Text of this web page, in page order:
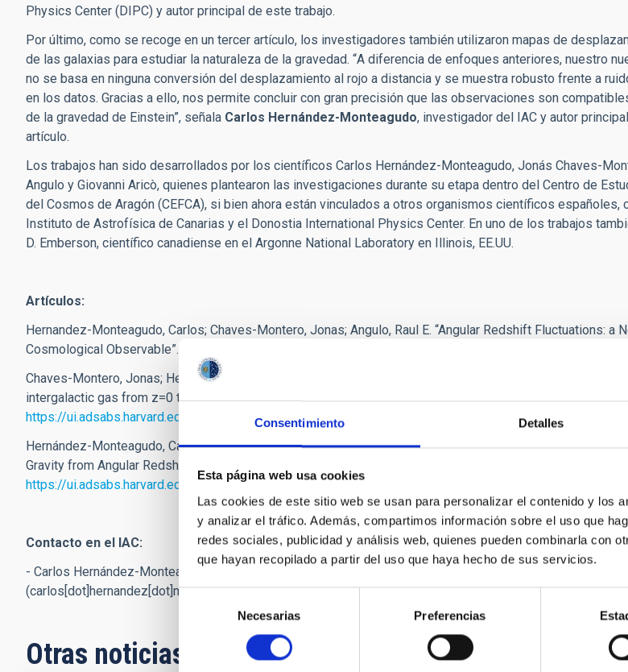
Consentimiento Detalles
Esta página web usa cookies
Las cookies de este sitio web se usan para personalizar el contenido y los
y analizar el tráfico. Además, compartimos información sobre el uso que
redes sociales, publicidad y análisis web, quienes pueden combinarla con
que hayan recopilado a partir del uso que haya hecho de sus servicios.
Selección
consentimiento
Necesarias Preferencias
Physics Center (DIPC) y autor principal de este trabajo.
Por último, como se recoge en un tercer artículo, los investigadores también utilizaron mapas de
de las galaxias para estudiar la naturaleza de la gravedad. “A diferencia de enfoques anteriores, nuestro
no se basa en ninguna conversión del desplazamiento al rojo a distancia y se muestra robusto frente a
en los datos. Gracias a ello, nos permite concluir con gran precisión que las observaciones son
de la gravedad de Einstein”, señala Carlos Hernández-Monteagudo, investigador del IAC y autor
artículo.
Los trabajos han sido desarrollados por los científicos Carlos Hernández-Monteagudo, Jonás Chaves-
Angulo y Giovanni Aricò, quienes plantearon las investigaciones durante su etapa dentro del Centro de
del Cosmos de Aragón (CEFCA), si bien ahora están vinculados a otros organismos científicos españoles,
Instituto de Astrofísica de Canarias y el Donostia International Physics Center. En uno de los trabajos
D. Emberson, científico canadiense en el Argonne National Laboratory en Illinois, EE.UU.
Artículos:
Hernandez-Monteagudo, Carlos; Chaves-Montero, Jonas; Angulo, Raul E. “Angular Redshift Fluctuations: a
Cosmological Observable”.
Chaves-Montero, Jonas; Hernandez-Monteagudo, Carlos; Angulo, Raul E.; Emberson, J. D. “Measuring the
intergalactic gas from z=0 to 5 using the kinematic Sunyaev-Zel'dovich effect”.MNRAS:
https://ui.adsabs.harvard.edu/abs/2019arXiv191110690C/abstract
Hernández-Monteagudo, Carlos; Chaves-Montero, Jonás; Angulo, Raúl E.; Ariccò, Giovanni. “Tomographic
Gravity from Angular Redshift Fluctuations in the Late Universe”, MNRAS:
https://ui.adsabs.harvard.edu/abs/2020arXiv200506568H/abstract
Contacto en el IAC:
- Carlos Hernández-Monteagudo: carlos.hernandez.monteagudo
iac.es
(carlos[dot]hernandez[dot]monteagudo[at]iac[dot]es)
Otras noticias relacionadas